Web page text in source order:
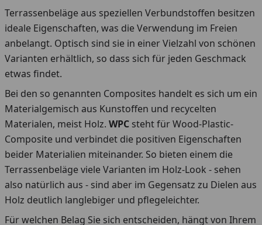
Terrassenbeläge aus speziellen Verbundstoffen besitzen
ideale Eigenschaften, was die Verwendung im Freien
anbelangt. Optisch sind sie in einer Vielzahl von schönen
Varianten erhältlich, so dass sich für jeden Geschmack
etwas findet.
Bei den so genannten Composites handelt es sich um ein
Materialgemisch aus Kunstoffen und recycelten
Materialen, meist Holz. WPC steht für Wood-Plastic-
Composite und verbindet die positiven Eigenschaften
beider Materialien miteinander. So bieten einem die
Terrassenbeläge viele Varianten im Holz-Look - sehen
also natürlich aus - sind aber im Gegensatz zu Dielen aus
Holz deutlich langlebiger und pflegeleichter.
Für welchen Belag Sie sich entscheiden, hängt von Ihrem